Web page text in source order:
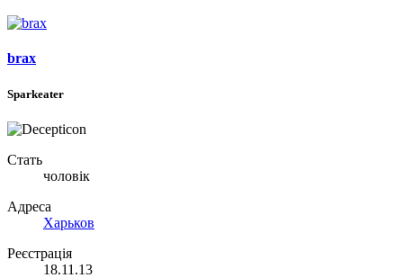
brax
Sparkeater
Стать
чоловік
Адреса
Харьков
Реєстрація
18.11.13